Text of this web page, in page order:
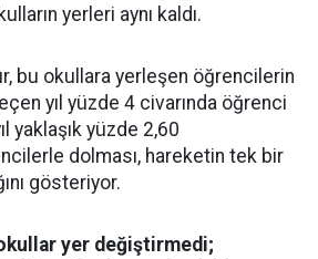
yerleri aynı kaldı.
bu okullara yerleşen öğrencilerin
yıl yüzde 4 civarında öğrenci
yaklaşık yüzde 2,60
dolması, hareketin tek bir
gösteriyor.
yer değiştirmedi;